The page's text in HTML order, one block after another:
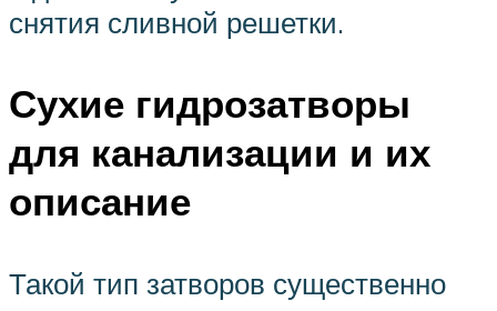
снятия сливной решетки.
Сухие гидрозатворы
для канализации и их
описание
Такой тип затворов существенно